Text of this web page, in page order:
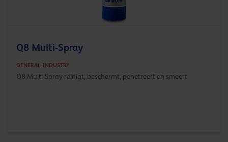
Q8 Multi-Spray
GENERAL INDUSTRY
Q8 Multi-Spray reinigt, beschermt, penetreert en smeert